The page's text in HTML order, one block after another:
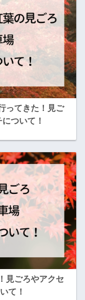
ってきた！見ご
ついて！
見ごろやアクセ
て！